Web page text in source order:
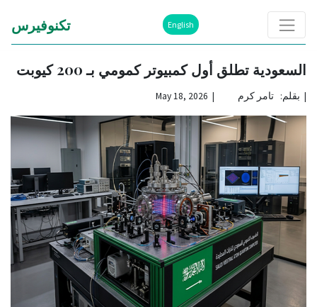
English تكنوفيرس
السعودية تطلق أول كمبيوتر كمومي بـ 200 كيوبت
| بقلم: تامر كرم | May 18, 2026